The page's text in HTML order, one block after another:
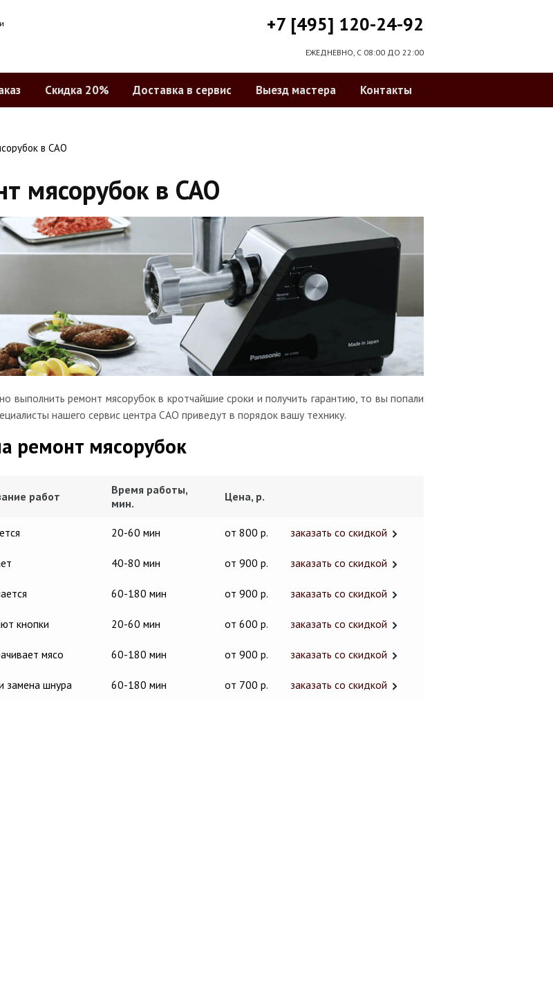
+7 [495] 120-24-92
ЕЖЕДНЕВНО, С 08:00 ДО 22:00
Скидка 20% Доставка в сервис Выезд мастера Контакты
в САО
мясорубок в САО
выполнить ремонт мясорубок в кротчайшие сроки и получить гарантию, то вы попали
нашего сервис центра САО приведут в порядок вашу технику.
ремонт мясорубок
работ
Время работы,
мин.
Цена, р.
20-60 мин от 800 р. заказать со скидкой
40-80 мин от 900 р. заказать со скидкой
60-180 мин от 900 р. заказать со скидкой
кнопки 20-60 мин от 600 р. заказать со скидкой
мясо 60-180 мин от 900 р. заказать со скидкой
замена шнура 60-180 мин от 700 р. заказать со скидкой